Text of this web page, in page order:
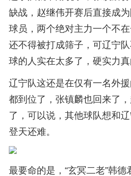
缺战，赵继伟开赛后直接成
球员，两个绝对主力一个不
还不得被打成筛子，可辽宁
球的人实在太多了，硬实力真
辽宁队这还是在仅有一名外
都到位了，张镇麟也回来了
了，可以说，其他球队想和
登天还难。
最要命的是，“玄冥二老”韩德